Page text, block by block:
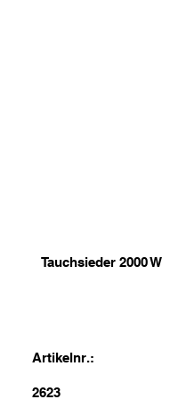
Tauchsieder 2000 W
Artikelnr.:
2623